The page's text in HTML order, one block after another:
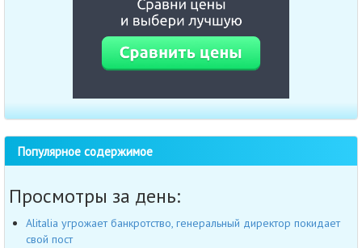
Популярное содержимое
Просмотры за день:
Alitalia угрожает банкротство, генеральный директор покидает
свой пост